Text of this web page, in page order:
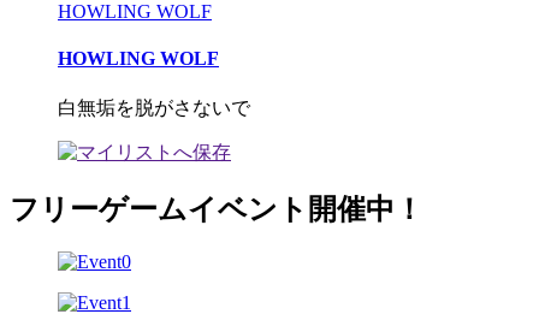
HOWLING WOLF
HOWLING WOLF
白無垢を脱がさないで
フリーゲームイベント開催中！